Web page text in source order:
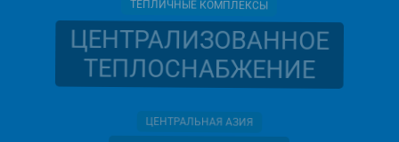
ТЕПЛИЧНЫЕ КОМПЛЕКСЫ
ЦЕНТРАЛИЗОВАННОЕ
ТЕПЛОСНАБЖЕНИЕ
ЦЕНТРАЛЬНАЯ АЗИЯ